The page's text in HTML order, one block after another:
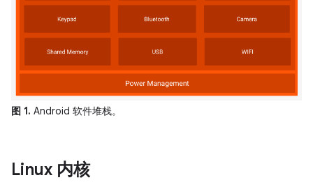
图 1. Android 软件堆栈。
Linux 内核